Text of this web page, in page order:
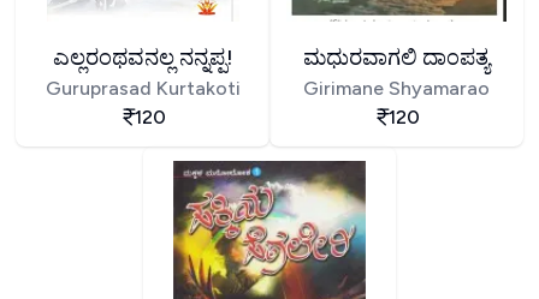
ಎಲ್ಲರಂಥವನಲ್ಲ ನನ್ನಪ್ಪ!
Guruprasad Kurtakoti
120
ಮಧುರವಾಗಲಿ ದಾಂಪತ್ಯ
Girimane Shyamarao
120